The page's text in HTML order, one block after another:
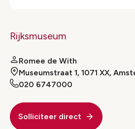
Rijksmuseum
Romee de With
Museumstraat 1, 1071 XX,
020 6747000
Solliciteer direct